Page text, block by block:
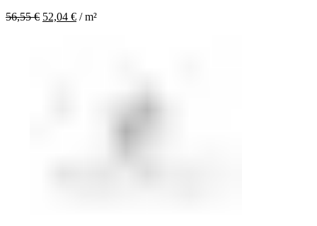
56,55€ 52,04 € /m²